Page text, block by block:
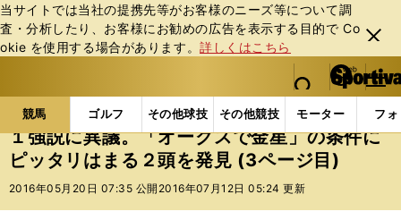
当サイトでは当社の提携先等がお客様のニーズ等について調
査・分析したり、お客様にお勧めの広告を表⽰する⽬的で Co
okie を使⽤する場合があります。詳しくはこちら
閉じ
る
web Sportiva (webスポルティーバ)
検索
マイペ
ー
ジ
メニュ
競馬 ゴルフ その他球技 その他競技 モーター フ
b
ス
ポ
ル
競馬の記事一覧 競馬 １強説に異議。「オークスで
１強説に異議。「オークスで金星」の条件に
ピッタリはまる２頭を発見 (3ページ目)
2016年05月20日 07:35 公開 2016年07月12日 05:24 更新